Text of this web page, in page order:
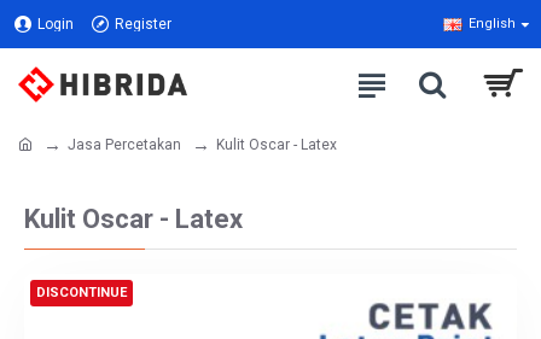
Login Register English
Jasa Percetakan Kulit Oscar - Latex
Kulit Oscar - Latex
DISCONTINUE